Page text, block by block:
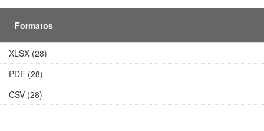
Formatos
XLSX (28)
PDF (28)
CSV (28)